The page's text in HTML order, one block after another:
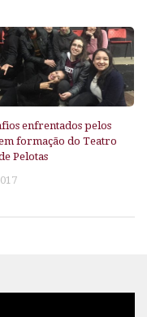
enfrentados pelos
formação do Teatro
Pelotas